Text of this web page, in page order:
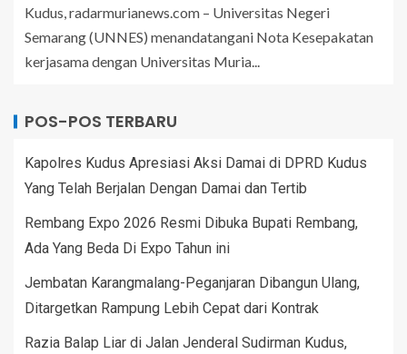
Kudus, radarmurianews.com – Universitas Negeri
Semarang (UNNES) menandatangani Nota Kesepakatan
kerjasama dengan Universitas Muria...
POS-POS TERBARU
Kapolres Kudus Apresiasi Aksi Damai di DPRD Kudus
Yang Telah Berjalan Dengan Damai dan Tertib
Rembang Expo 2026 Resmi Dibuka Bupati Rembang,
Ada Yang Beda Di Expo Tahun ini
Jembatan Karangmalang-Peganjaran Dibangun Ulang,
Ditargetkan Rampung Lebih Cepat dari Kontrak
Razia Balap Liar di Jalan Jenderal Sudirman Kudus,